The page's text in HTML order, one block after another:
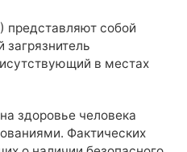
собой
в местах
на здоровье человека
Фактических